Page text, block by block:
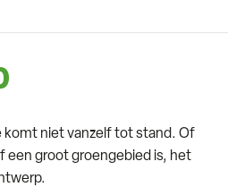
komt niet vanzelf tot stand. Of
een groot groengebied is, het